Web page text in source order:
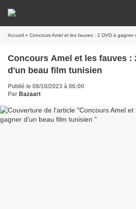
Accueil » Concours Amel et les fauves : 2 DVD à gagner
Concours Amel et les fauves :
d'un beau film tunisien
Publié le 08/10/2023 à 06:00
Par Bazaart